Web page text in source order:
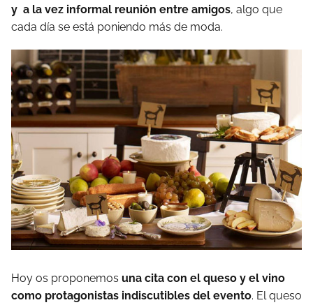
y a la vez informal reunión entre amigos, algo que
cada día se está poniendo más de moda.
Hoy os proponemos una cita con el queso y el vino
como protagonistas indiscutibles del evento. El queso